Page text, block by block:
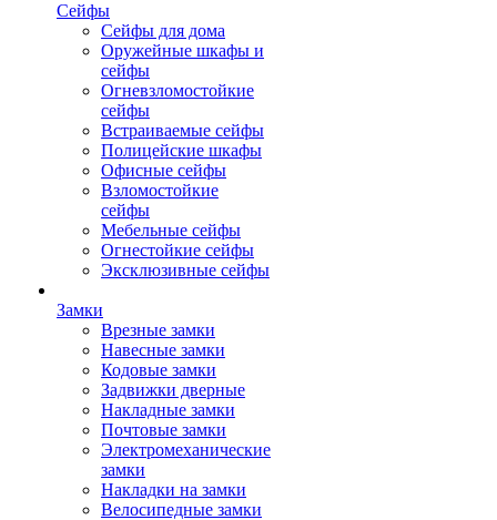
Сейфы
Сейфы для дома
Оружейные шкафы и
сейфы
Огневзломостойкие
сейфы
Встраиваемые сейфы
Полицейские шкафы
Офисные сейфы
Взломостойкие
сейфы
Мебельные сейфы
Огнестойкие сейфы
Эксклюзивные сейфы
Замки
Врезные замки
Навесные замки
Кодовые замки
Задвижки дверные
Накладные замки
Почтовые замки
Электромеханические
замки
Накладки на замки
Велосипедные замки